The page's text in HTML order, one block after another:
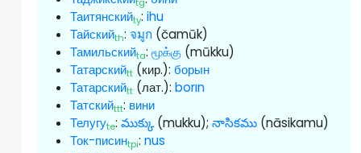
Таитянскийty:ihu
Тайскийth: จมูก (čamūk)
Тамильскийta:மூக்கு (mūkku)
Татарскийtt (кир.):борын
Татарскийtt (лат.):borın
Татскийttt: вини
Телугуte:ముక్కు(mukku);నాసికము (nāsikamu)
Ток-писинtpi:nus